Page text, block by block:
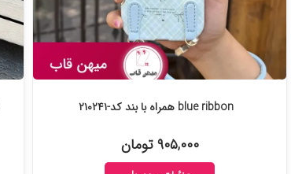
blue ribbon همراه با بند کد-۲۱۰۲۴۱
۹۰۵,۰۰۰ تومان